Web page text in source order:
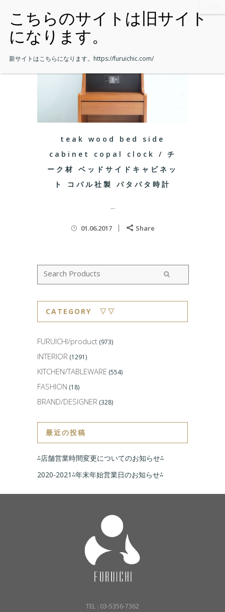
teak wood bed side
cabinet copal clock / チ
ーク材 ベッドサイドキャビネッ
ト コパル社製 パタパタ時計
...
01.06.2017 Share
CATEGORY ▽▽
FURUICHI/product (973)
INTERIOR (1291)
KITCHEN/TABLEWARE (554)
FASHION (18)
BRAND/DESIGNER (328)
最近の投稿
⁂店舗営業時間変更についてのお知らせ⁂
2020-2021⁂年末年始営業日のお知らせ⁂
TEL : 03-5356-7362
新サイトはこちらになります。 https://furuichic.com/